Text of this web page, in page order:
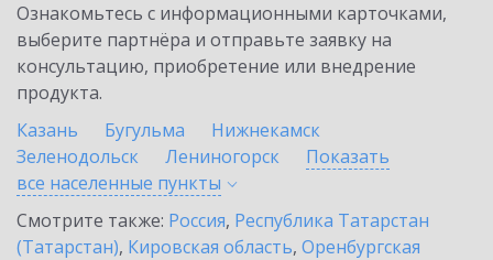
Ознакомьтесь с информационными карточками,
выберите партнёра и отправьте заявку на
консультацию, приобретение или внедрение
продукта.
Казань
Бугульма
Нижнекамск
Зеленодольск
Лениногорск
Показать
все населенные пункты
Смотрите также: Россия, Республика Татарстан
(Татарстан), Кировская область, Оренбургская